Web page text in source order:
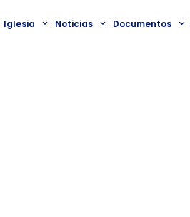
Iglesia Noticias Documentos